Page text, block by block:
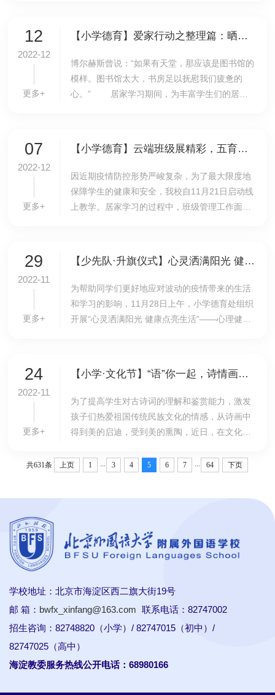
12
2022-12
更多+
【小学德育】爱家行动之整理篇：晒晒我的小书桌
博尔赫斯曾说：“如果有天堂，那应该是图书馆的
模样。图书馆太大，书房足以抚慰我们疲惫的
心。” 居家学习期间，为丰富学生们的居家
07
2022-12
更多+
【小学德育】云端班级展精彩，五育并举促成长（一）
因近期疫情防控形势严峻复杂，为了最大限度地
保障学生的健康和安全，我校自11月21日启动线
上教学。居家学习的过程中，班级管理工作面临
29
2022-11
更多+
【少先队·升旗仪式】心灵洒满阳光 健康点亮生活——我校举行小学生第14周升旗仪式
为帮助同学们更好地应对波动的疫情带来的生活
和学习的影响，11月28日上午，小学德育处组织
开展“心灵洒满阳光 健康点亮生活”——心理健康
24
2022-11
更多+
【小学·文化节】“语”你一起，诗情画意——我校小学语文组与美术组联合开展“诗配画”活动
​为了提高学生对古诗词的理解和鉴赏能力，激发
孩子们热爱祖国传统民族文化的情感，从诗画中
得到美的启迪，受到美的熏陶，近日，在文化节
了“诗配画”活动。当孩子们提起画笔，领悟诗中
共631条 上页 1 ... 3 4 5 6 7 ... 64 下页
学校地址：北京市海淀区西二旗大街19号
邮 箱： bwfx_xinfang@163.com 联系电话：82747002
招生咨询：82748820（小学）/ 82747015（初中）/
82747025（高中）
海淀教委服务热线公开电话：68980166